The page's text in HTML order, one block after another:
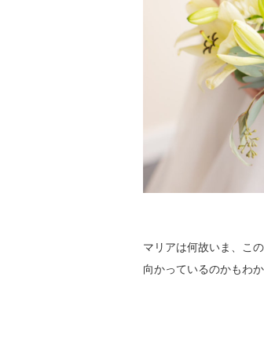
マリアは何故いま、こ
向かっているのかもわ